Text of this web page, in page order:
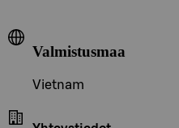
Valmistusmaa
Vietnam